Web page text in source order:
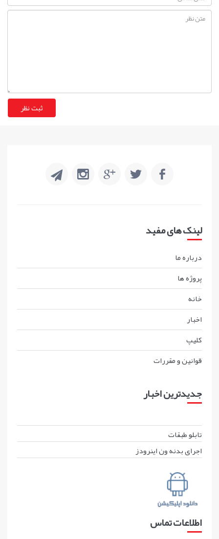
لینک های مفید
درباره ما
پروژه ها
خانه
اخبار
کليپ
قوانين و مقررات
جدیدترین اخبار
تابلو طبقات
اجرای بدنه ون اینرودز
اطلاعات تماس